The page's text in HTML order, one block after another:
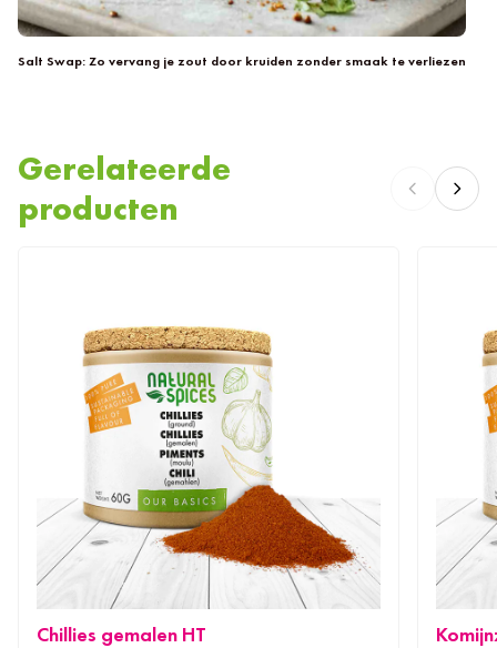
Salt Swap: Zo vervang je zout door kruiden zonder smaak te verliezen
Gerelateerde
producten
Chillies gemalen HT